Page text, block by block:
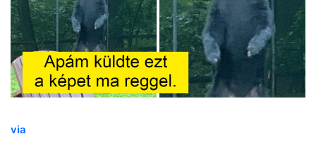
via